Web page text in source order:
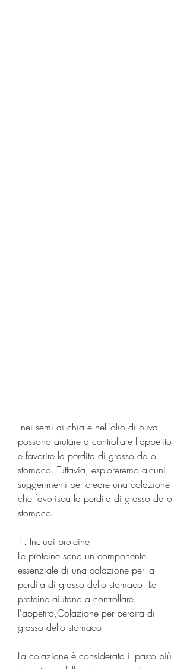
possono aiutare a controllare l'appetito
e favorire la perdita di grasso dello
stomaco. Tuttavia, esploreremo alcuni
suggerimenti per creare una colazione
che favorisca la perdita di grasso dello
stomaco.
1. Includi proteine
Le proteine sono un componente
essenziale di una colazione per la
perdita di grasso dello stomaco. Le
proteine aiutano a controllare
l'appetito,Colazione per perdita di
grasso dello stomaco
La colazione è considerata il pasto più